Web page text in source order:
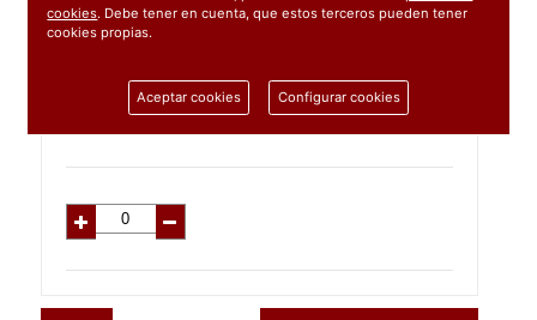
Ref: 071358
cookies. Debe tener en cuenta, que estos terceros pueden tener
cookies propias.
Aceptar cookies Configurar cookies